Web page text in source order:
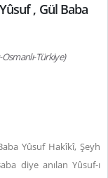
, Gül Baba
Osmanlı-Türkiye)
Yûsuf Hakîkî, Şeyh
diye anılan Yûsuf-ı